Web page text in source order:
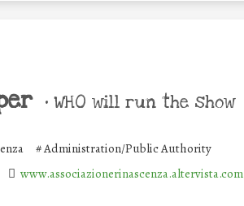
• WHO will run the show
#Administration/Public Authority
www.associazionerinascenza.altervista.com